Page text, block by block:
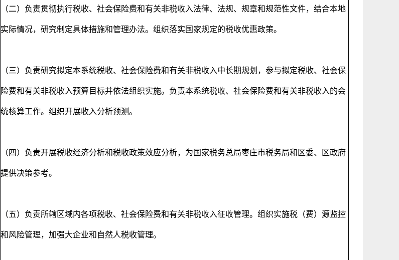
（二）负责贯彻执行税收、社会保险费和有关非税收入法律、法规、规章和规范性文件，结合本地
实际情况，研究制定具体措施和管理办法。组织落实国家规定的税收优惠政策。
（三）负责研究拟定本系统税收、社会保险费和有关非税收入中长期规划，参与拟定税收、社会保
险费和有关非税收入预算目标并依法组织实施。负责本系统税收、社会保险费和有关非税收入的会
统核算工作。组织开展收入分析预测。
（四）负责开展税收经济分析和税收政策效应分析，为国家税务总局枣庄市税务局和区委、区政府
提供决策参考。
（五）负责所辖区域内各项税收、社会保险费和有关非税收入征收管理。组织实施税（费）源监控
和风险管理，加强大企业和自然人税收管理。